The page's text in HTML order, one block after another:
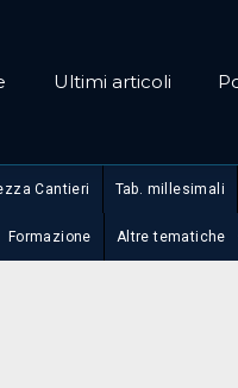
Ultimi articoli
Cantieri Tab. millesimali
Formazione Altre tematiche